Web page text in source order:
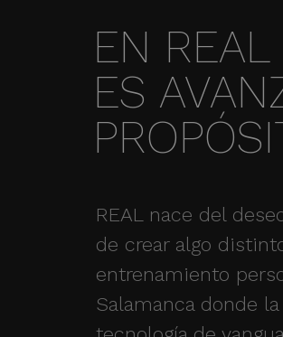
EN
ES
REAL nace del
de crear algo
entrenamiento
Salamanca donde